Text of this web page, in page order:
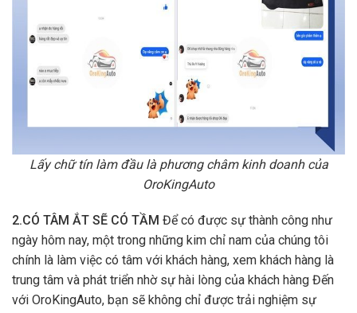
Lấy chữ tín làm đầu là phương châm kinh doanh của
OroKingAuto
2.CÓ TÂM ẮT SẼ CÓ TẦM Để có được sự thành công như
ngày hôm nay, một trong những kim chỉ nam của chúng tôi
chính là làm việc có tâm với khách hàng, xem khách hàng là
trung tâm và phát triển nhờ sự hài lòng của khách hàng Đến
với OroKingAuto, bạn sẽ không chỉ được trải nghiệm sự